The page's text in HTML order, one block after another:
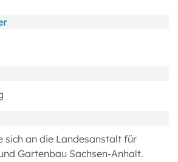
sich an die Landesanstalt für
Gartenbau Sachsen-Anhalt.